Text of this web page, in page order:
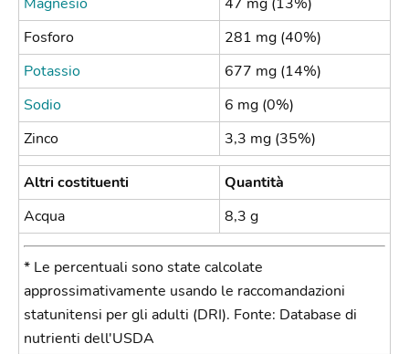
Fosforo
281 mg (40%)
Potassio
677 mg (14%)
Sodio
6 mg (0%)
Zinco
3,3 mg (35%)
Altri costituenti
Quantità
Acqua
8,3 g
* Le percentuali sono state calcolate
approssimativamente usando le raccomandazioni
statunitensi per gli adulti (DRI). Fonte: Database di
nutrienti dell'USDA